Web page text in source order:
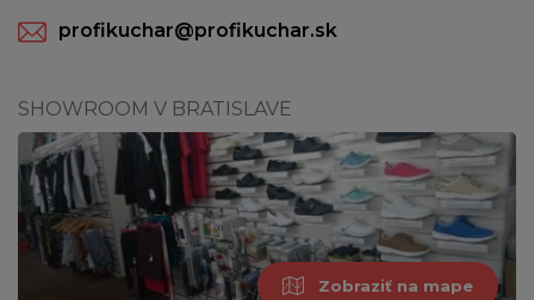
profikuchar@profikuchar.sk
SHOWROOM V BRATISLAVE
Zobraziť na mape